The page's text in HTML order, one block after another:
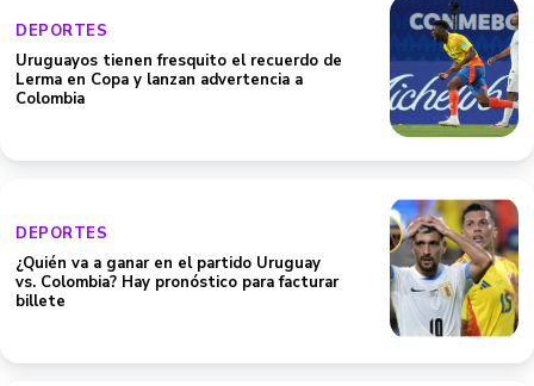
DEPORTES
Uruguayos tienen fresquito el recuerdo de
Lerma en Copa y lanzan advertencia a
Colombia
DEPORTES
¿Quién va a ganar en el partido Uruguay
vs. Colombia? Hay pronóstico para facturar
billete